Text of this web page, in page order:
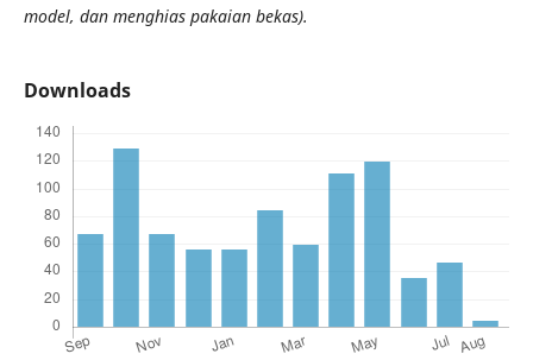
model, dan menghias pakaian bekas).
Downloads